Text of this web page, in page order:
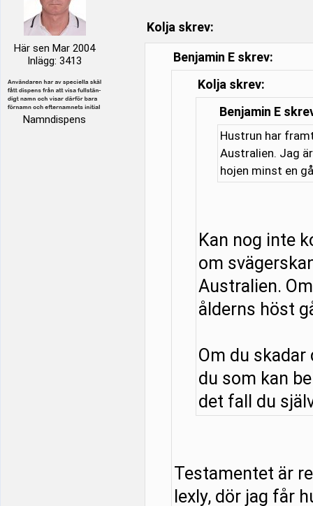
Här sen Mar 2004
Inlägg: 3413
Namndispens
Kolja skrev:
Benjamin E skrev:
Kolja skrev:
Benjamin E
Hustrun har
Australien. Jag
hojen minst en
Kan nog inte
om
Australien.
ålderns höst
Om du
du som kan
det fall du
Testamentet är
lexly, dör jag får